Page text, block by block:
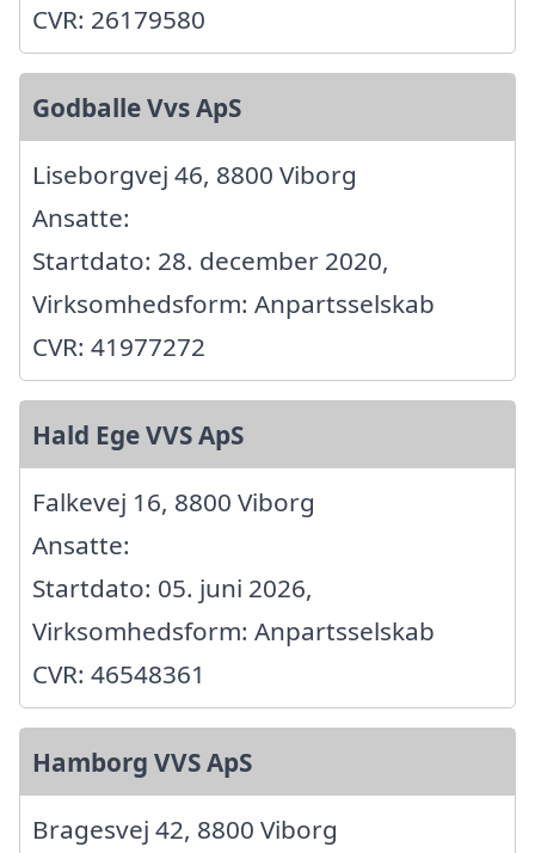
CVR: 26179580
Godballe Vvs ApS
Liseborgvej 46, 8800 Viborg
Ansatte:
Startdato: 28. december 2020,
Virksomhedsform: Anpartsselskab
CVR: 41977272
Hald Ege VVS ApS
Falkevej 16, 8800 Viborg
Ansatte:
Startdato: 05. juni 2026,
Virksomhedsform: Anpartsselskab
CVR: 46548361
Hamborg VVS ApS
Bragesvej 42, 8800 Viborg